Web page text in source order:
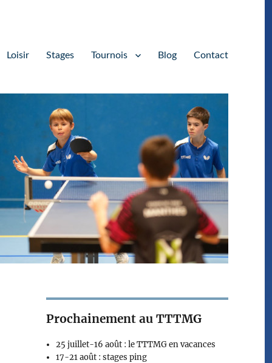
Loisir Stages Tournois Blog Contact
Prochainement au TTTMG
25 juillet-16 août : le TTTMG en vacances
17-21 août : stages ping